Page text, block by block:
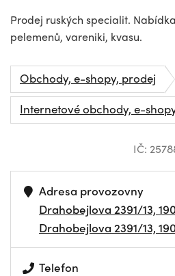
Prodej ruských specialit.
pelemenů, vareniki, kvasu.
Obchody, e-shopy, prodej
Internetové obchody, e-
IČ:
Adresa provozovny
Drahobejlova 2391/13,
Drahobejlova 2391/13,
Telefon